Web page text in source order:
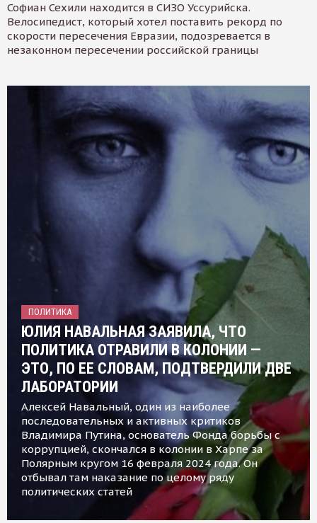
Софиан Сехили находится в СИЗО Уссурийска.
Велосипедист, который хотел поставить рекорд по
скорости пересечения Евразии, подозревается в
незаконном пересечении российской границы
ПОЛИТИКА
ЮЛИЯ НАВАЛЬНАЯ ЗАЯВИЛА, ЧТО
ПОЛИТИКА ОТРАВИЛИ В КОЛОНИИ —
ЭТО, ПО ЕЕ СЛОВАМ, ПОДТВЕРДИЛИ ДВЕ
ЛАБОРАТОРИИ
Алексей Навальный, один из наиболее
последовательных и активных критиков
Владимира Путина, основатель Фонда борьбы с
коррупцией, скончался в колонии в Харпе за
Полярным кругом 16 февраля 2024 года. Он
отбывал там наказание по целому ряду
политических статей